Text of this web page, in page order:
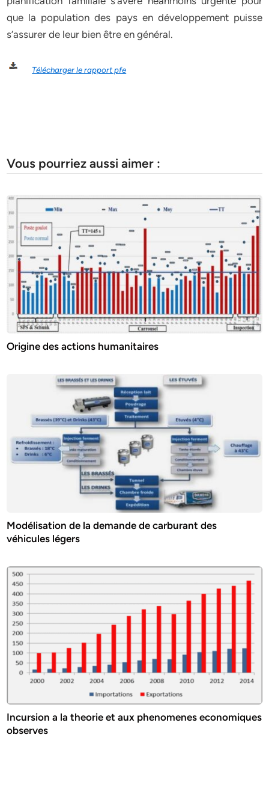
que la population des pays en développement puisse
s’assurer de leur bien être en général.
Télécharger le rapport pfe
Vous pourriez aussi aimer :
Origine des actions humanitaires
Modélisation de la demande de carburant des
véhicules légers
Incursion a la theorie et aux phenomenes economiques
observes